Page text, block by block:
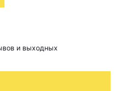
и выходных